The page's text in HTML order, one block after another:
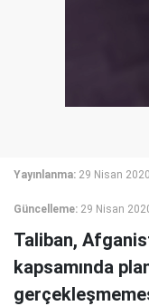
Yayınlanma: 29 Nisan
Güncelleme: 29 Nisan
Taliban,
kapsamında